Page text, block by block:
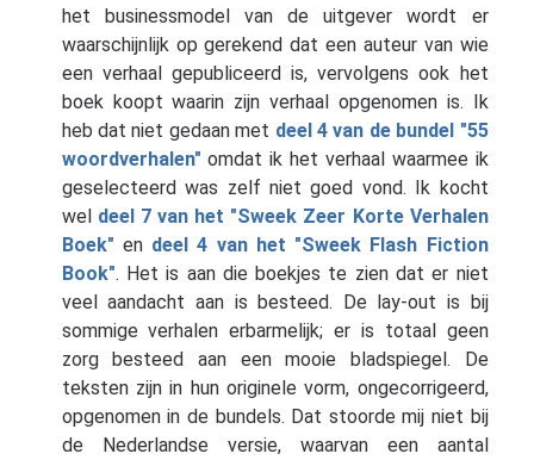
het businessmodel van de uitgever wordt er
waarschijnlijk op gerekend dat een auteur van wie
een verhaal gepubliceerd is, vervolgens ook het
boek koopt waarin zijn verhaal opgenomen is. Ik
heb dat niet gedaan met deel 4 van de bundel "55
woordverhalen" omdat ik het verhaal waarmee ik
geselecteerd was zelf niet goed vond. Ik kocht
wel deel 7 van het "Sweek Zeer Korte Verhalen
Boek" en deel 4 van het "Sweek Flash Fiction
Book". Het is aan die boekjes te zien dat er niet
veel aandacht aan is besteed. De lay-out is bij
sommige verhalen erbarmelijk; er is totaal geen
zorg besteed aan een mooie bladspiegel. De
teksten zijn in hun originele vorm, ongecorrigeerd,
opgenomen in de bundels. Dat stoorde mij niet bij
de Nederlandse versie, waarvan een aantal